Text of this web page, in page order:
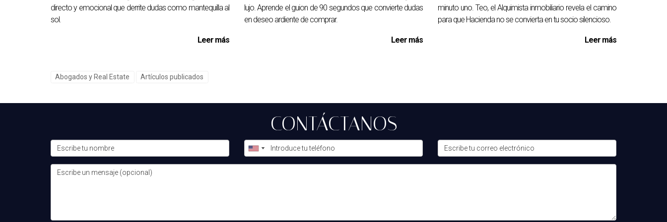
directo y emocional que derrite dudas como mantequilla al
sol.
Leer más
lujo. Aprende el guion de 90 segundos que convierte dudas
en deseo ardiente de comprar.
Leer más
minuto uno. Teo, el Alquimista inmobiliario revela el camino
para que Hacienda no se convierta en tu socio silencioso.
Leer más
Abogados y Real Estate Artículos publicados
CONTÁCTANOS